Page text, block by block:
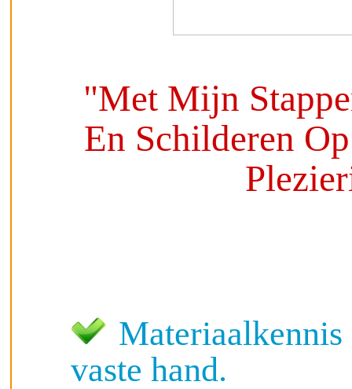
"Met Mijn
En Schilderen
Materiaalkennis
vaste hand.